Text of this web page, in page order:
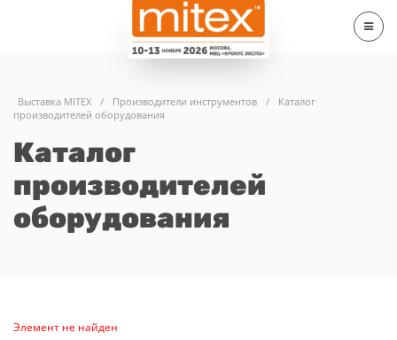
Выставка MITEX / Производители инструментов /
Каталог
производителей оборудования
Каталог
производителей
оборудования
Элемент не найден